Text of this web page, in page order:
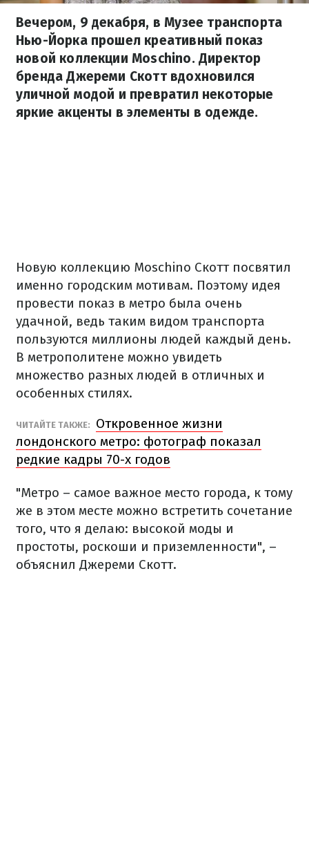
Вечером, 9 декабря, в Музее транспорта
Нью-Йорка прошел креативный показ
новой коллекции Moschino. Директор
бренда Джереми Скотт вдохновился
уличной модой и превратил некоторые
яркие акценты в элементы в одежде.
Новую коллекцию Moschino Скотт посвятил
именно городским мотивам. Поэтому идея
провести показ в метро была очень
удачной, ведь таким видом транспорта
пользуются миллионы людей каждый день.
В метрополитене можно увидеть
множество разных людей в отличных и
особенных стилях.
ЧИТАЙТЕ ТАКЖЕ:
Откровенное жизни
лондонского метро: фотограф показал
редкие кадры 70-х годов
"Метро – самое важное место города, к тому
же в этом месте можно встретить сочетание
того, что я делаю: высокой моды и
простоты, роскоши и приземленности", –
объяснил Джереми Скотт.